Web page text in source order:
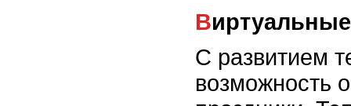
С развитием
возможность